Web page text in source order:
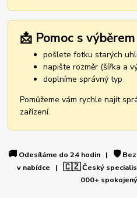
📩 Pomoc s výběrem
pošlete fotku starých
napište rozměr (šířka a
doplníme správný typ
Pomůžeme vám rychle najít
zařízení.
🚚 Odesíláme do 24 hodin | 🛡️
v nabídce | 🇨🇿Český
000+